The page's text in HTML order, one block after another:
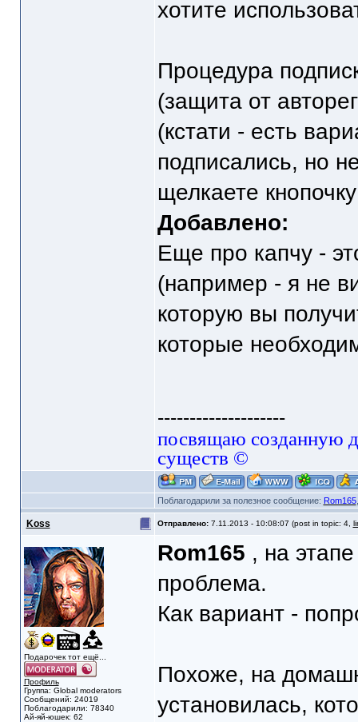
хотите
Процедура
(защита от
(кстати - есть
подписались, но
щелкаете
Добавлено:
Еще про капчу -
(например - я не
которую вы
которые
--------------------
посвящаю созданную
существ ©
Поблагодарили за полезное сообщение: Rom165
Koss Отправлено: 7.11.2013 - 10:08:07 (post in topic: 4,
Подарочек тот ещё...
Профиль
Группа: Global moderators
Сообщений: 24019
Поблагодарили: 78340
Ай-яй-юшек: 62
Rom165 , на
проблема.
Как вариант -
Похоже, на
установилась,